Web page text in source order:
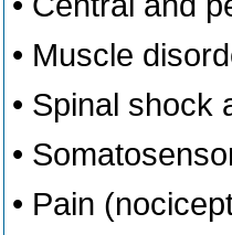
• Muscle
• Spinal shock
•
• Pain